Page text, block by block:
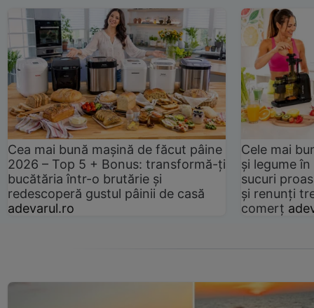
Cea mai bună mașină de făcut pâine
2026 – Top 5 + Bonus: transformă-ți
bucătăria într-o brutărie și
redescoperă gustul pâinii de casă
adevarul.ro
Cele mai
și legume
sucuri
și renunți
comerț